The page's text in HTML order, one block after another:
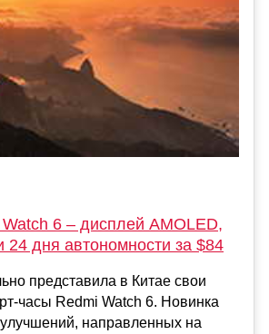
6 – дисплей AMOLED,
24 дня автономности за $84
представила в Китае свои
часы Redmi Watch 6. Новинка
направленных на